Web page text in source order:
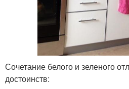
Сочетание белого и зеленого
достоинств: